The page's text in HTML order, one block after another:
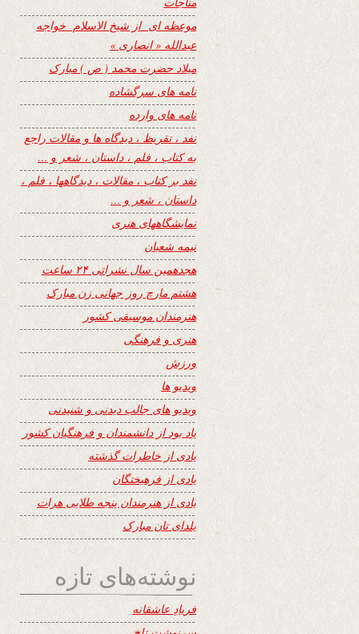
موعظه ای از شیخ الاسلام خواجه
عبدالله « انصاری »
میلاد حضرت محمد ( ص ) مبارک
نامه های سرگشاده
نامه های وارده
نفد ، تقریظ ، دیدگاه ها و مقالات راجع
به کتاب ، فلم ، داستان ، شعر و …
نفد بر کتاب ، مقالات ، دیدگاهها ، فلم ،
داستان ، شعر و …
نمایشگاههای هنری
نیمه شعبان
هجدهمین سال نشراتی ۲۴ ساعت
هشتم مارچ روز جهانی زن مبارک
هنرمندان موسیقی کشور
هنری و فرهنگی
ورزش
ویدیو ها
ویدیو های جالب دیدنی و شنیدنی
یاد بود از دانشمندان و فرهنگیان کشور
یادی از خاطرات گذشته
یادی از فرهیختگان
یادی از هنرمندان پنجه طلایی هرات
یلدای تان مبارک
نوشته‌های تازه
فریادِ عاشقانه